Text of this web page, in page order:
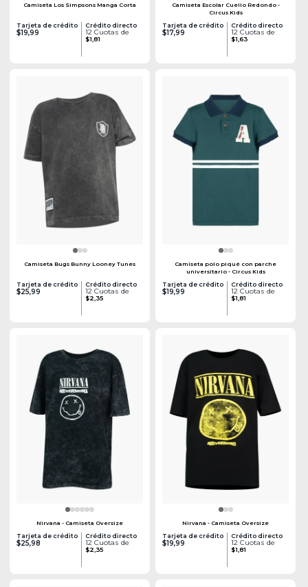
Camiseta Los Simpsons Manga Corta
Tarjeta de crédito
$19,99
Crédito directo
12 Cuotas de
$1,81
Camiseta Escolar Cuello Redondo -
Circus Kids
Tarjeta de crédito
$17,99
Crédito directo
12 Cuotas de
$1,63
Camiseta Bugs Bunny Looney Tunes
Tarjeta de crédito
$25,99
Crédito directo
12 Cuotas de
$2,35
Camiseta polo piqué con parche
universitario - Circus Kids
Tarjeta de crédito
$19,99
Crédito directo
12 Cuotas de
$1,81
Nirvana - Camiseta Oversize
Tarjeta de crédito
$25,98
Crédito directo
12 Cuotas de
$2,35
Nirvana - Camiseta Oversize
Tarjeta de crédito
$19,99
Crédito directo
12 Cuotas de
$1,81